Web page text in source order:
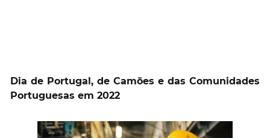
Dia de Portugal, de Camões e das Comunidades
Portuguesas em 2022